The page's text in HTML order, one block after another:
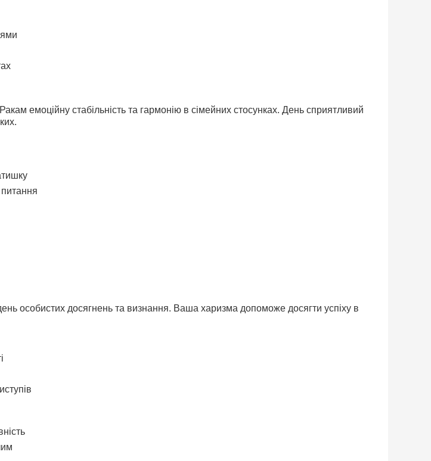
емоційну стабільність та гармонію в сімейних стосунках. День сприятливий
особистих досягнень та визнання. Ваша харизма допоможе досягти успіху в